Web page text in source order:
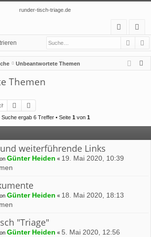
m
el
ist
rie
Unbeantwortete Themen
Themen
Suche
Suche ergab 6 Treffer • Seite 1von 1
weiterführende Links
Günter Heiden « 19. Mai 2020, 10:39
Günter Heiden « 18. Mai 2020, 18:13
"Triage"
Günter Heiden « 5. Mai 2020, 12:56